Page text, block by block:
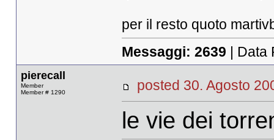
per il resto quoto
Messaggi: 2639 | Data
pierecall
Member
Member # 1290
posted 30. Agosto
le vie dei